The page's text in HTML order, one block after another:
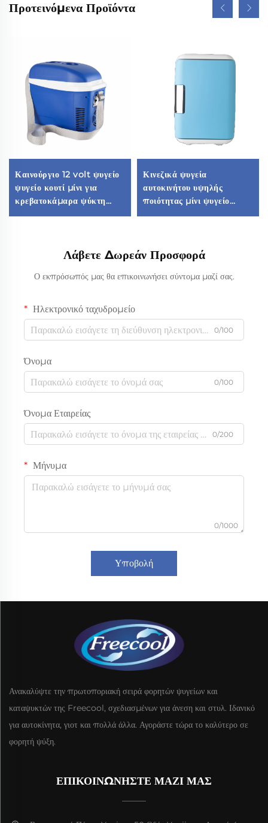
Προτεινόμενα Προϊόντα
Καινούργιο 12 volt ψυγείο
ψυγείο κουτί μίνι για
κρεβατοκάμαρα ψύκτη
ποτών φορητό ψυγείο
Κινεζικά ψυγεία
αυτοκινήτου υψηλής
ποιότητας μίνι ψυγείο
ψυγείο φορητό μίνι ψυγείο
Λάβετε Δωρεάν Προσφορά
Ο εκπρόσωπός μας θα επικοινωνήσει σύντομα μαζί σας.
Ηλεκτρονικό ταχυδρομείο
0/100
Όνομα
0/100
Όνομα Εταιρείας
0/200
Μήνυμα
0/1000
Υποβολή
Ανακαλύψτε την πρωτοποριακή σειρά φορητών ψυγείων και
καταψυκτών της Freecool, σχεδιασμένων για άνεση και στυλ. Ιδανικό
για αυτοκίνητα, γιοτ και πολλά άλλα. Αγοράστε τώρα το καλύτερο σε
φορητή ψύξη.
ΕΠΙΚΟΙΝΩΝΉΣΤΕ ΜΑΖΊ ΜΑΣ